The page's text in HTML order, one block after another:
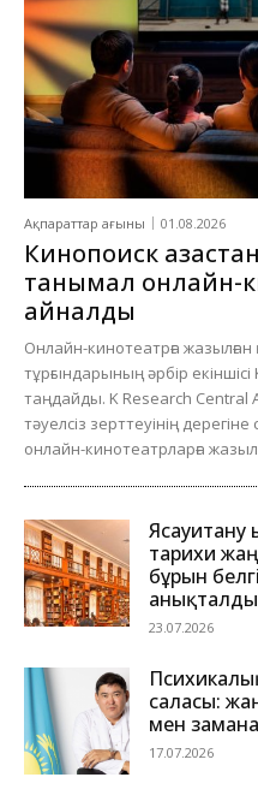
Ақпараттар ағыны 01.08.2026
Кинопоиск
танымал онлайн-
айналды
Онлайн-кинотеатрға
тұрғындарының әрбір
таңдайды. K Research Central
тәуелсіз зерттеуінің дерегіне
онлайн-кинотеатрларға
Ясауитану
тарихи
бұрын
анықталды
23.07.2026
саласы:
мен
17.07.2026